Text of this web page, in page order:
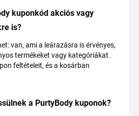
kuponkód akciós vagy
is?
van, ami a leárazásra is érvényes,
termékeket vagy kategóriákat.
feltételeit, és a kosárban
a PurtyBody kuponok?